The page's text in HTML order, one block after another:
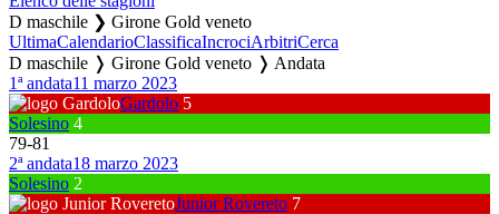
D maschile ❯ Girone Gold veneto
UltimaCalendarioClassificaIncrociArbitriCerca
D maschile ❭ Girone Gold veneto ❭ Andata
1ª andata11 marzo 2023
Gardolo 5
Solesino 4
79-81
2ª andata18 marzo 2023
Solesino 2
Junior Rovereto 7